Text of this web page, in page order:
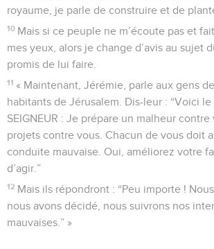
royaume, je parle de construire et de
10 Mais si ce peuple ne m’écoute pas et
mes yeux, alors je change d’avis au sujet
promis de lui faire.
11 « Maintenant, Jérémie, parle aux gens
habitants de Jérusalem. Dis-leur : “Voici le
SEIGNEUR : Je prépare un malheur
projets contre vous. Chacun de vous doit
conduite mauvaise. Oui, améliorez votre
d’agir.”
12 Mais ils répondront : “Peu importe !
nous avons décidé, nous suivrons nos
mauvaises.” »